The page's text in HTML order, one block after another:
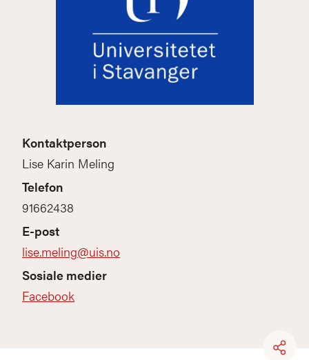
Kontaktperson
Lise Karin Meling
Telefon
91662438
E-post
lise.meling@uis.no
Sosiale medier
Facebook